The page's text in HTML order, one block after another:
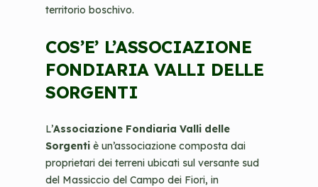
territorio boschivo.
COS’E’ L’ASSOCIAZIONE
FONDIARIA VALLI DELLE
SORGENTI
L’Associazione Fondiaria Valli delle
Sorgenti è un’associazione composta dai
proprietari dei terreni ubicati sul versante sud
del Massiccio del Campo dei Fiori, in